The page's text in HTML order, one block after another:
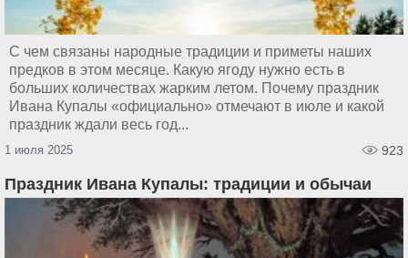
С чем связаны народные традиции и приметы наших
предков в этом месяце. Какую ягоду нужно есть в
больших количествах жарким летом. Почему праздник
Ивана Купалы «официально» отмечают в июле и какой
праздник ждали весь год...
1 июля 2025 923
Праздник Ивана Купалы: традиции и обычаи